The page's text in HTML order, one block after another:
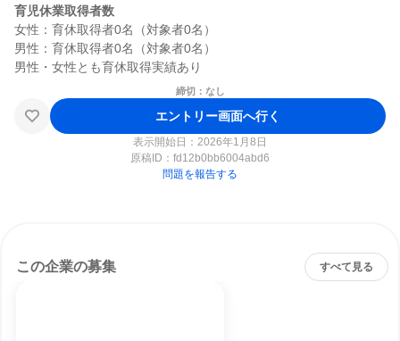
育児休業取得者数
女性：育休取得者0名（対象者0名）
男性：育休取得者0名（対象者0名）
締切：なし
エントリー画面へ行く
表示開始日：2026年1月8日
原稿ID： fd12b0bb6004abd6
問題を報告する
この企業の募集 すべて見る